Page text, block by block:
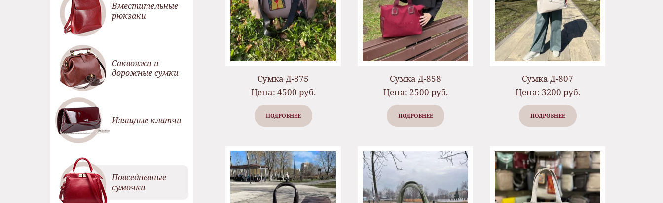
Вместительные
рюкзаки
Саквояжи и
дорожные сумки
Изящные клатчи
Повседневные
сумочки
Сумка Д-875
Цена: 4500 руб.
ПОДРОБНЕЕ
Сумка Д-858
Цена: 2500 руб.
ПОДРОБНЕЕ
Сумка Д-807
Цена: 3200 руб.
ПОДРОБНЕЕ